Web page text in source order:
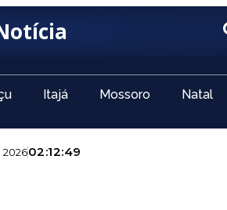
Itajá Mossoro Natal
02:12:50